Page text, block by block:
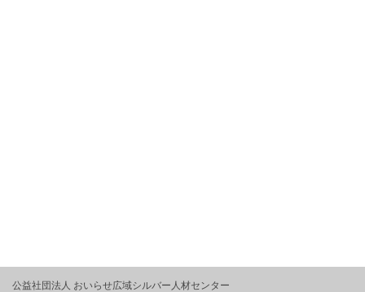
公益社団法人 おいらせ広域シルバー人材センター